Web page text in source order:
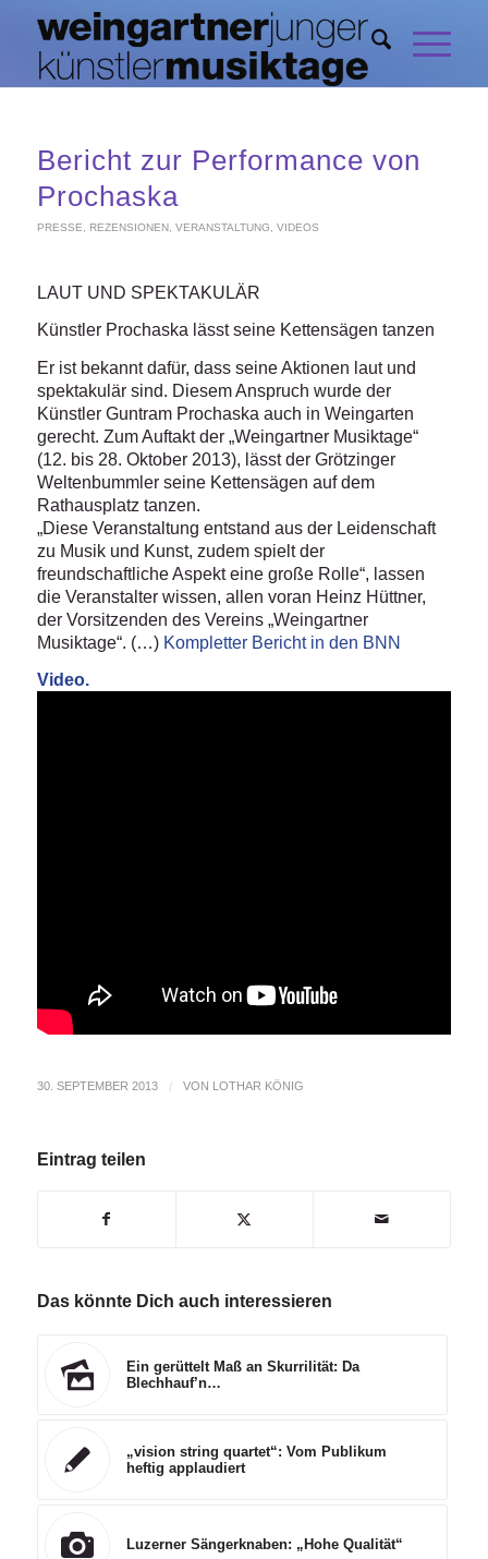
Bericht zur Performance von
Prochaska
PRESSE REZENSIONEN, VERANSTALTUNG VIDEOS
LAUT UND SPEKTAKULÄR
Künstler Prochaska lässt seine Kettensägen tanzen
Er ist bekannt dafür, dass seine Aktionen laut und
spektakulär sind. Diesem Anspruch wurde der
Künstler Guntram Prochaska auch in Weingarten
gerecht. Zum Auftakt der „Weingartner Musiktage“
(12. bis 28. Oktober 2013), lässt der Grötzinger
Weltenbummler seine Kettensägen auf dem
Rathausplatz tanzen.
„Diese Veranstaltung entstand aus der Leidenschaft
zu Musik und Kunst, zudem spielt der
freundschaftliche Aspekt eine große Rolle“, lassen
die Veranstalter wissen, allen voran Heinz Hüttner,
der Vorsitzenden des Vereins „Weingartner
Musiktage“. (…) Kompletter Bericht in den BNN
Video.
30. SEPTEMBER 2013 / VON LOTHAR KÖNIG
Eintrag teilen
Das könnte Dich auch interessieren
Ein gerüttelt Maß an Skurrilität: Da
Blechhauf’n…
„vision string quartet“: Vom Publikum
heftig applaudiert
Luzerner Sängerknaben: „Hohe Qualität“